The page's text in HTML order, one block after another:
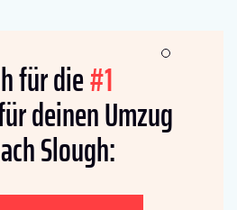
für die#1
deinen Umzug
Slough: